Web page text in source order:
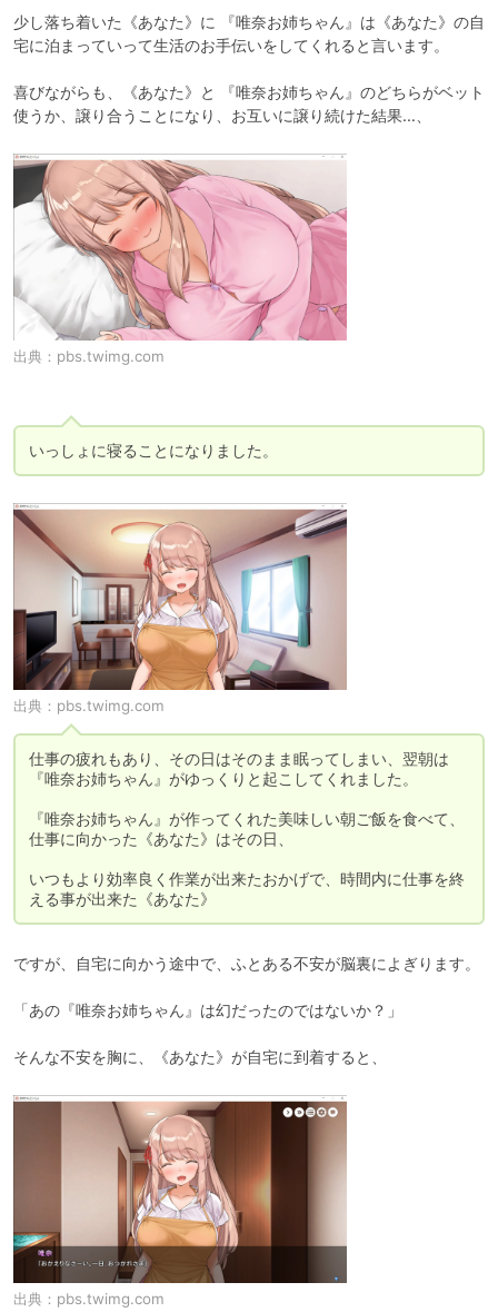
少し落ち着いた《あなた》に 『唯奈お姉ちゃん』は《あなた》の自
宅に泊まっていって生活のお手伝いをしてくれると言います。
喜びながらも、《あなた》と 『唯奈お姉ちゃん』のどちらがベット
使うか、譲り合うことになり、お互いに譲り続けた結果…、
出典： pbs.twimg.com
いっしょに寝ることになりました。
出典： pbs.twimg.com
仕事の疲れもあり、その日はそのまま眠ってしまい、翌朝は
『唯奈お姉ちゃん』がゆっくりと起こしてくれました。
『唯奈お姉ちゃん』が作ってくれた美味しい朝ご飯を食べて、
仕事に向かった《あなた》はその日、
いつもより効率良く作業が出来たおかげで、時間内に仕事を終
える事が出来た《あなた》
ですが、自宅に向かう途中で、ふとある不安が脳裏によぎります。
「あの『唯奈お姉ちゃん』は幻だったのではないか？」
そんな不安を胸に、《あなた》が自宅に到着すると、
出典： pbs.twimg.com